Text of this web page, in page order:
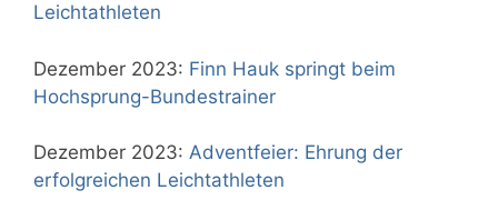
Leichtathleten
Dezember 2023: Finn Hauk springt beim
Hochsprung-Bundestrainer
Dezember 2023: Adventfeier: Ehrung der
erfolgreichen Leichtathleten